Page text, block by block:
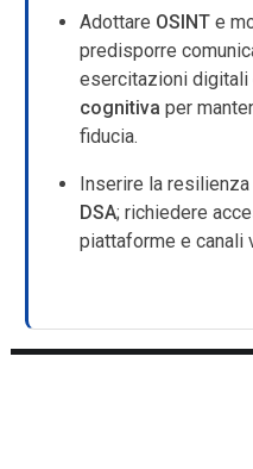
Adottare OSINT e
predisporre
esercitazioni digitali
cognitiva per
fiducia.
Inserire la
DSA; richiedere
piattaforme e canali